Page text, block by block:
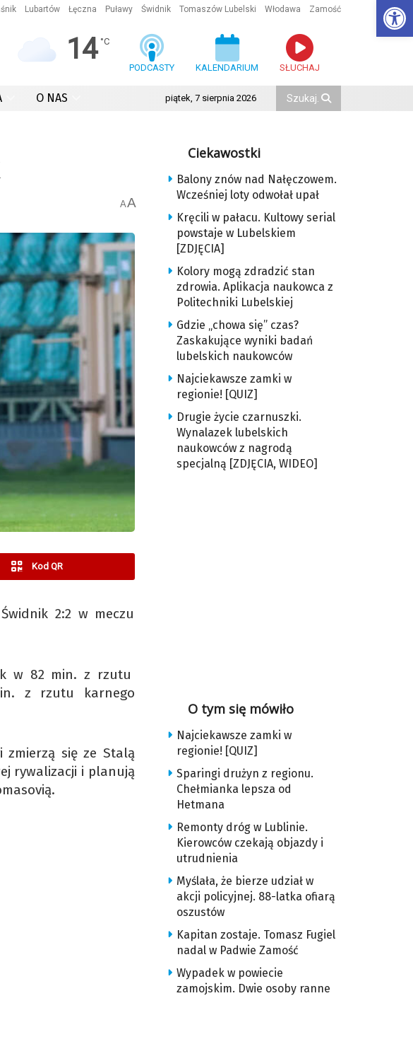
Lubartów Łęczna Puławy Świdnik Tomaszów Lubelski Włodawa Zamość
14 °C
PODCASTY KALENDARIUM SŁUCHAJ
O NAS piątek, 7 sierpnia 2026
AA
Kod QR
2:2 w meczu
w 82 min. z rzutu
z rzutu karnego
zmierzą się ze Stalą
rywalizacji i planują
Ciekawostki
Balony znów nad Nałęczowem.
Wcześniej loty odwołał upał
Kręcili w pałacu. Kultowy serial
powstaje w Lubelskiem
[ZDJĘCIA]
Kolory mogą zdradzić stan
zdrowia. Aplikacja naukowca z
Politechniki Lubelskiej
Gdzie „chowa się” czas?
Zaskakujące wyniki badań
lubelskich naukowców
Najciekawsze zamki w
regionie! [QUIZ]
Drugie życie czarnuszki.
Wynalazek lubelskich
naukowców z nagrodą
specjalną [ZDJĘCIA, WIDEO]
O tym się mówiło
Najciekawsze zamki w
regionie! [QUIZ]
Sparingi drużyn z regionu.
Chełmianka lepsza od
Hetmana
Remonty dróg w Lublinie.
Kierowców czekają objazdy i
utrudnienia
Myślała, że bierze udział w
akcji policyjnej. 88-latka ofiarą
oszustów
Kapitan zostaje. Tomasz Fugiel
nadal w Padwie Zamość
Wypadek w powiecie
zamojskim. Dwie osoby ranne